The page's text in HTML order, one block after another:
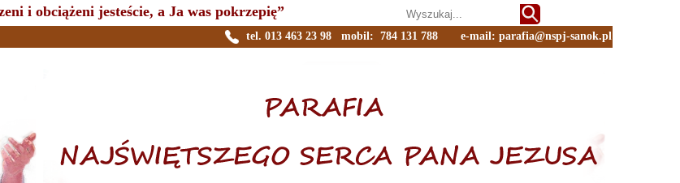
i obciążeni jesteście, a Ja was pokrzepię”
tel. 013 463 23 98 mobil: 784 131 788 e-mail: parafia@nspj-sanok.pl